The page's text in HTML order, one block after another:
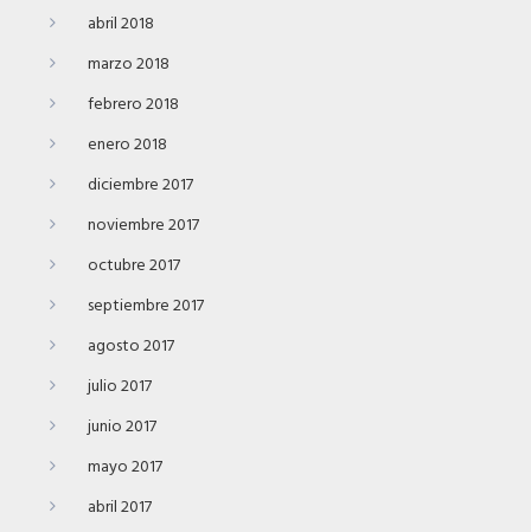
abril 2018
marzo 2018
febrero 2018
enero 2018
diciembre 2017
noviembre 2017
octubre 2017
septiembre 2017
agosto 2017
julio 2017
junio 2017
mayo 2017
abril 2017